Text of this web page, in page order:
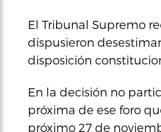
El Tribunal Supremo
dispusieron
disposición
En la decisión no
próxima de ese foro
próximo 27 de